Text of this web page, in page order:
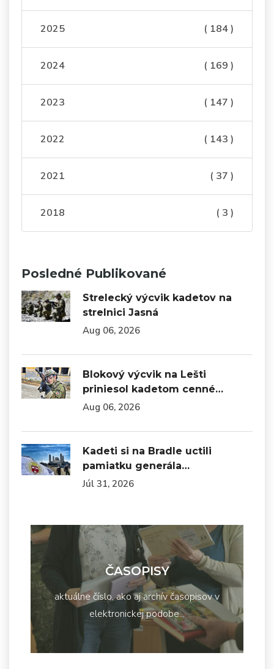
2025 ( 184 )
2024 ( 169 )
2023 ( 147 )
2022 ( 143 )
2021 ( 37 )
2018 ( 3 )
Posledné Publikované
Strelecký výcvik kadetov na
strelnici Jasná
Aug 06, 2026
Blokový výcvik na Lešti
priniesol kadetom cenné…
Aug 06, 2026
Kadeti si na Bradle uctili
pamiatku generála…
Júl 31, 2026
ČASOPISY
aktuálne číslo, ako aj archív časopisov v
elektronickej podobe...